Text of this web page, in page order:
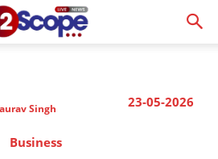
23-05-2026
Singh
Business